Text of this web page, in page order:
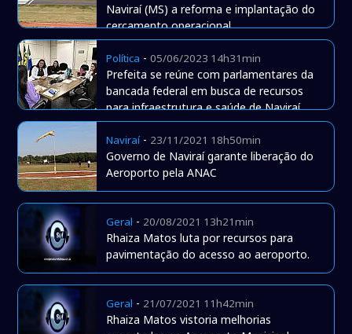
Naviraí (MS) a reforma e implantação do
cercamento operacional
Política -05/06/2023 14h31min
Prefeita se reúne com parlamentares da
bancada federal em busca de recursos
para infraestrutura e saúde de Naviraí
Naviraí- 23/11/2021 18h50min
Governo de Naviraí garante liberação do
Aeroporto pela ANAC
Geral - 20/08/2021 13h21min
Rhaiza Matos luta por recursos para
pavimentação do acesso ao aeroporto.
Geral - 21/07/2021 11h42min
Rhaiza Matos vistoria melhorias